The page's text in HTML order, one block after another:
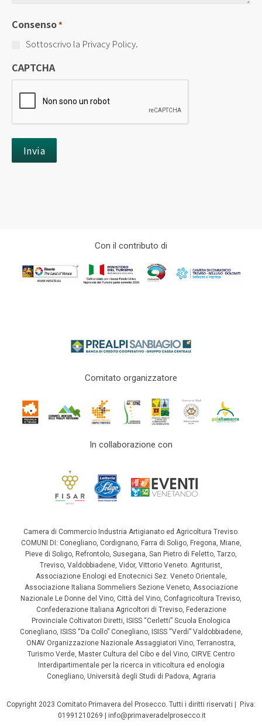
Consenso*
Sottoscrivo la Privacy Policy.
CAPTCHA
Con il contributo di
Comitato organizzatore
In collaborazione con
Camera di Commercio Industria Artigianato ed Agricoltura Treviso.
COMUNI DI: Conegliano, Cordignano, Farra di Soligo, Fregona, Miane,
Pieve di Soligo, Refrontolo, Susegana, San Pietro di Feletto, Tarzo,
Treviso, Valdobbiadene, Vidor, Vittorio Veneto. Agriturist,
Associazione Enologi ed Enotecnici Sez. Veneto Orientale,
Associazione Italiana Sommeliers Sezione Veneto, Associazione
Nazionale Le Donne del Vino, Città del Vino, Confagricoltura Treviso,
Confederazione Italiana Agricoltori di Treviso, Federazione
Provinciale Coltivatori Diretti, ISISS “Cerletti” Scuola Enologica
Conegliano, ISISS “Da Collo” Conegliano, ISISS “Verdi” Valdobbiadene,
ONAV Organizzazione Nazionale Assaggiatori Vino, Terranostra,
Turismo Verde, Master Cultura del Cibo e del Vino, CIRVE Centro
Interdipartimentale per la ricerca in viticoltura ed enologia
Conegliano, Università degli Studi di Padova, Agraria
Copyright 2023 Comitato Primavera del Prosecco. Tutti i diritti riservati | P.iva:
01991210269 | info@primaveradelprosecco.it